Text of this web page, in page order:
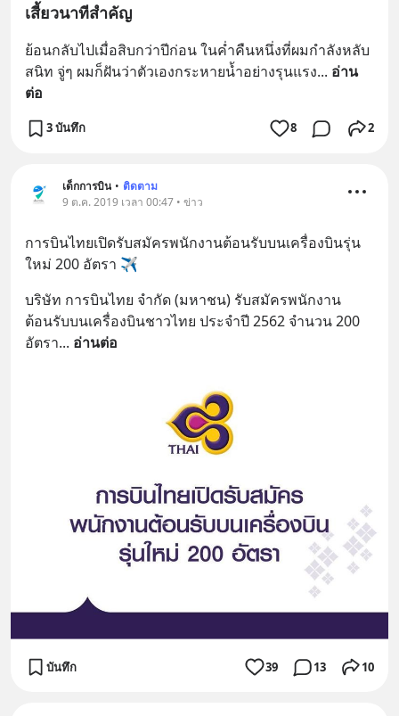
เสี้ยวนาทีสำคัญ
ย้อนกลับไปเมื่อสิบกว่าปีก่อน ในค่ำคืนหนึ่งที่ผมกำลังหลับ
สนิท จู่ๆ ผมก็ฝันว่าตัวเองกระหายน้ำอย่างรุนแรง... อ่าน
ต่อ
3 บันทึก 8 2
เด็กการบิน • ติดตาม
9 ต.ค. 2019 เวลา 00:47 • ข่าว
การบินไทยเปิดรับสมัครพนักงานต้อนรับบนเครื่องบินรุ่น
ใหม่ 200 อัตรา ✈️
บริษัท การบินไทย จำกัด (มหาชน) รับสมัครพนักงาน
ต้อนรับบนเครื่องบินชาวไทย ประจำปี 2562 จำนวน 200
อัตรา... อ่านต่อ
บันทึก 39 13 10